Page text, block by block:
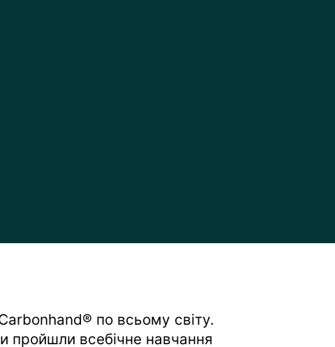
по всьому світу.
пройшли всебічне навчання